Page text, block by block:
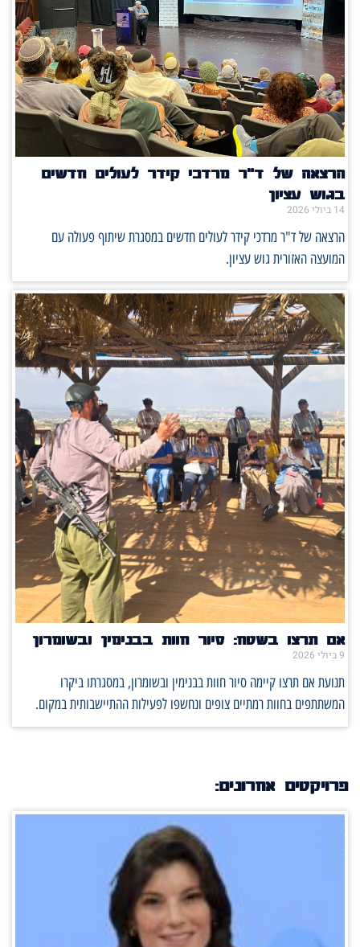
הרצאה של ד"ר מרדכי קידר לעולים חדשים
בגוש עציון
14 ביולי 2026
הרצאה של ד"ר מרדכי קידר לעולים חדשים במסגרת שיתוף פעולה עם
המועצה האזורית גוש עציון.
אם תרצו בשטח: סיור חוות בבנימין ובשומרון
9 ביולי 2026
תנועת אם תרצו קיימה סיור חוות בבנימין ובשומרון, במסגרתו ביקרו
המשתתפים בחוות רמתיים צופים ונחשפו לפעילות ההתיישבותית במקום.
פרויקטים אחרונים: